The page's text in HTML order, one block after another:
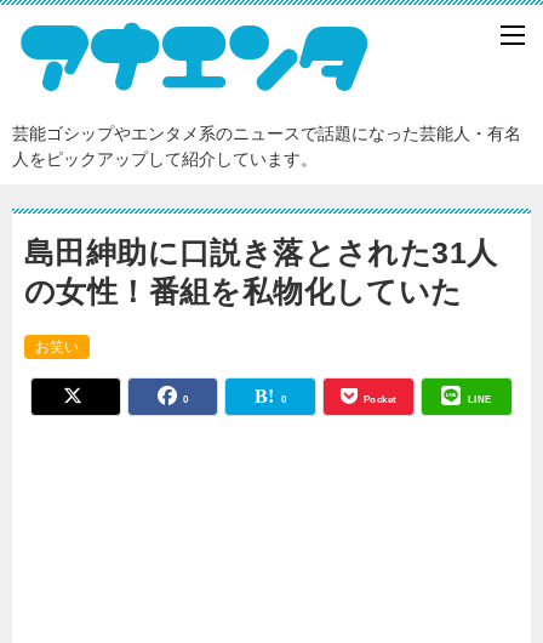
芸能ゴシップやエンタメ系のニュースで話題になった芸能人・有名
人をピックアップして紹介しています。
島田紳助に口説き落とされた31人
の女性！番組を私物化していた
お笑い
0 0 Pocket LINE